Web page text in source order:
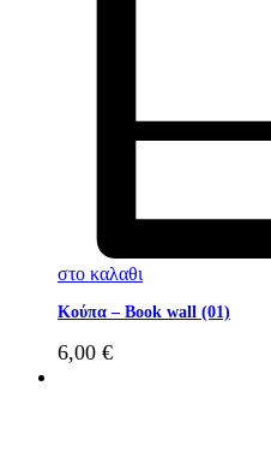
στο καλαθι
Κούπα – Book wall (01)
6,00 €